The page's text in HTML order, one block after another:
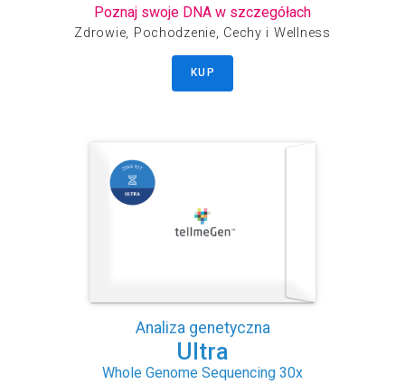
Poznaj swoje DNA w szczegółach
Zdrowie, Pochodzenie, Cechy i Wellness
KUP
Analiza genetyczna
Ultra
Whole Genome Sequencing 30x